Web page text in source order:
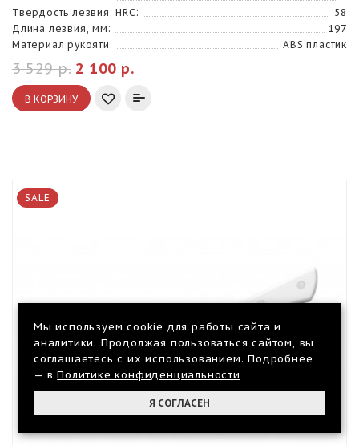
Твердость лезвия, HRC:
58
Длина лезвия, мм:
197
Материал рукояти:
ABS пластик
2 100 р.
3 529 р.
В КОРЗИНУ
SALE
Мы используем cookie для работы сайта и
аналитики. Продолжая пользоваться сайтом, вы
соглашаетесь с их использованием. Подробнее
— вПолитике конфиденциальности
Я СОГЛАСЕН